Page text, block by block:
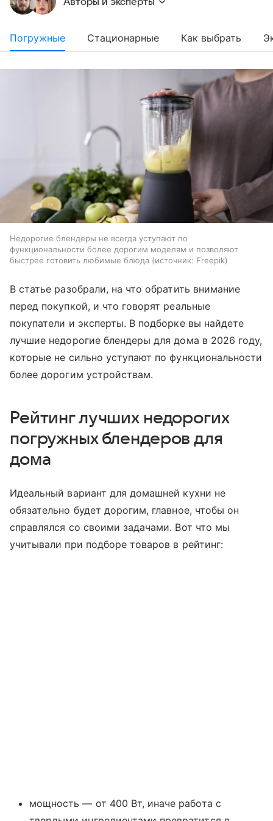
Погружные Стационарные Как выбрать
Недорогие блендеры не всегда уступают по
функциональности более дорогим моделям и позволяют
быстрее готовить любимые блюда
источник: Freepik
В статье разобрали, на что обратить внимание
перед покупкой, и что говорят реальные
покупатели и эксперты. В подборке вы найдете
лучшие недорогие блендеры для дома в 2026 году,
которые не сильно уступают по функциональности
более дорогим устройствам.
Рейтинг лучших недорогих
погружных блендеров для
дома
Идеальный вариант для домашней кухни не
обязательно будет дорогим, главное, чтобы он
справлялся со своими задачами. Вот что мы
учитывали при подборе товаров в рейтинг:
мощность — от 400 Вт, иначе работа с